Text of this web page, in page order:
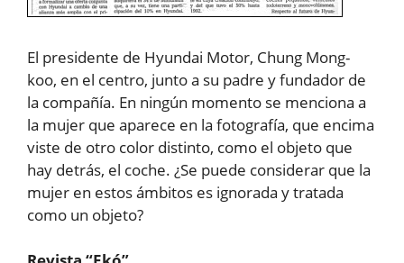
El presidente de Hyundai Motor, Chung Mong-
koo, en el centro, junto a su padre y fundador de
la compañía. En ningún momento se menciona a
la mujer que aparece en la fotografía, que encima
viste de otro color distinto, como el objeto que
hay detrás, el coche. ¿Se puede considerar que la
mujer en estos ámbitos es ignorada y tratada
como un objeto?